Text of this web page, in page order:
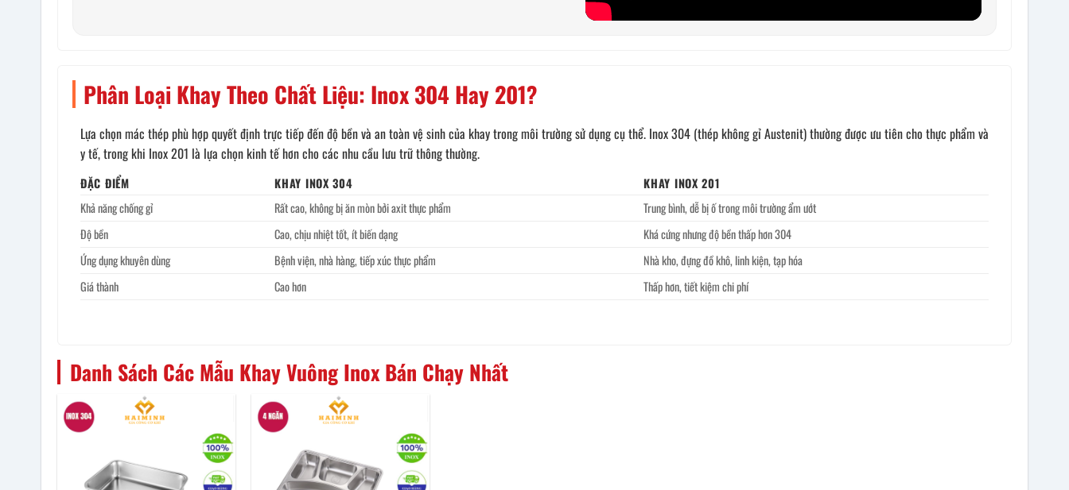
Phân Loại Khay Theo Chất Liệu: Inox 304 Hay 201?
Lựa chọn mác thép phù hợp quyết định trực tiếp đến độ bền và an toàn vệ sinh của khay trong môi trường sử dụng cụ thể. Inox 304 (thép không gỉ Austenit) thường được ưu tiên cho thực phẩm và
y tế, trong khi Inox 201 là lựa chọn kinh tế hơn cho các nhu cầu lưu trữ thông thường.
ĐẶC ĐIỂM KHAY INOX 304
KHAY INOX 201
Khả năng chống gỉ
Rất cao, không bị ăn mòn bởi axit thực phẩm
Trung bình, dễ bị ố trong môi trường ẩm ướt
Độ bền
Cao, chịu nhiệt tốt, ít biến dạng
Khá cứng nhưng độ bền thấp hơn 304
Ứng dụng khuyên dùng
Bệnh viện, nhà hàng, tiếp xúc thực phẩm
Nhà kho, đựng đồ khô, linh kiện, tạp hóa
Giá thành
Cao hơn Thấp hơn, tiết kiệm chi phí
Danh Sách Các Mẫu Khay Vuông Inox Bán Chạy Nhất